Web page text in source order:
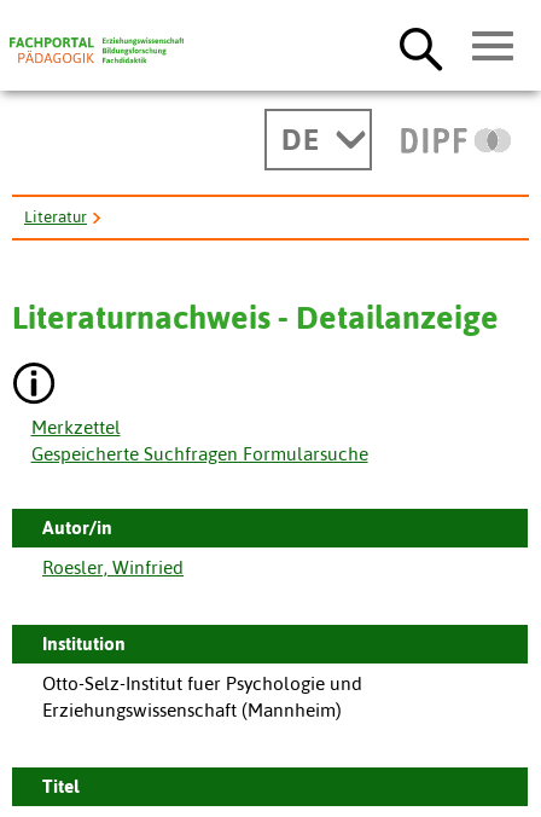
DE
Literatur
Literaturnachweis - Detailanzeige
Merkzettel
Gespeicherte Suchfragen Formularsuche
Autor/in
Roesler, Winfried
Institution
Otto-Selz-Institut fuer Psychologie und
Erziehungswissenschaft (Mannheim)
Titel